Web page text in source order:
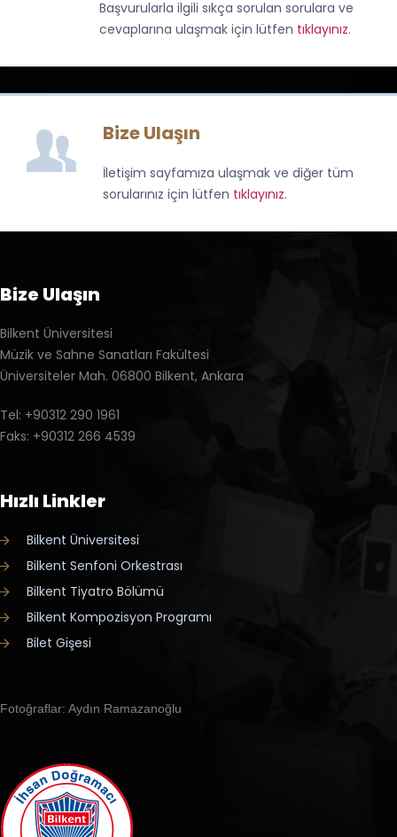
Başvurularla ilgili sıkça sorulan sorulara ve
cevaplarına ulaşmak için lütfen tıklayınız.
Bize Ulaşın
İletişim sayfamıza ulaşmak ve diğer tüm
sorularınız için lütfen tıklayınız.
Bize Ulaşın
Bilkent Üniversitesi
Müzik ve Sahne Sanatları Fakültesi
Üniversiteler Mah. 06800 Bilkent, Ankara
Tel: +90312 290 1961
Faks: +90312 266 4539
Hızlı Linkler
Bilkent Üniversitesi
Bilkent Senfoni Orkestrası
Bilkent Tiyatro Bölümü
Bilkent Kompozisyon Programı
Bilet Gişesi
Fotoğraflar: Aydın Ramazanoğlu